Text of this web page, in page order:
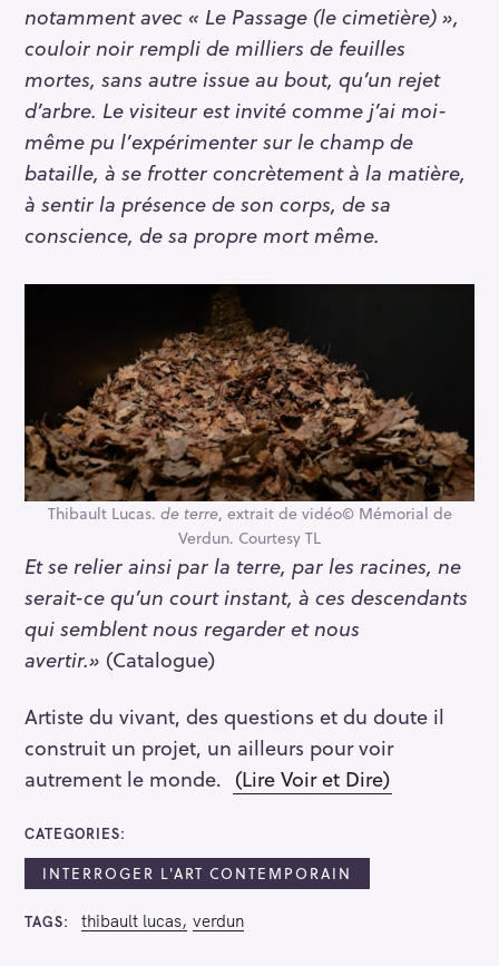
notamment avec « Le Passage (le cimetière) »,
couloir noir rempli de milliers de feuilles
mortes, sans autre issue au bout, qu’un rejet
d’arbre. Le visiteur est invité comme j’ai moi-
même pu l’expérimenter sur le champ de
bataille, à se frotter concrètement à la matière,
à sentir la présence de son corps, de sa
conscience, de sa propre mort même.
Thibault Lucas. de terre, extrait de vidéo© Mémorial de
Verdun. Courtesy TL
Et se relier ainsi par la terre, par les racines, ne
serait-ce qu’un court instant, à ces descendants
qui semblent nous regarder et nous
avertir.» (Catalogue)
Artiste du vivant, des questions et du doute il
construit un projet, un ailleurs pour voir
autrement le monde. (Lire Voir et Dire)
CATEGORIES
INTERROGER L'ART CONTEMPORAIN
TAGS thibault lucas verdun